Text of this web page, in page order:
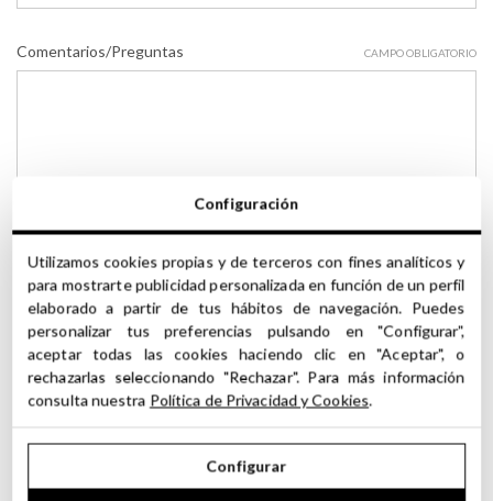
Comentarios/Preguntas CAMPO OBLIGATORIO
Configuración
Utilizamos cookies propias y de terceros con fines analíticos y
para mostrarte publicidad personalizada en función de un perfil
elaborado a partir de tus hábitos de navegación. Puedes
personalizar tus preferencias pulsando en "Configurar",
aceptar todas las cookies haciendo clic en "Aceptar", o
rechazarlas seleccionando "Rechazar". Para más información
consulta nuestra Política de Privacidad y Cookies.
Configurar